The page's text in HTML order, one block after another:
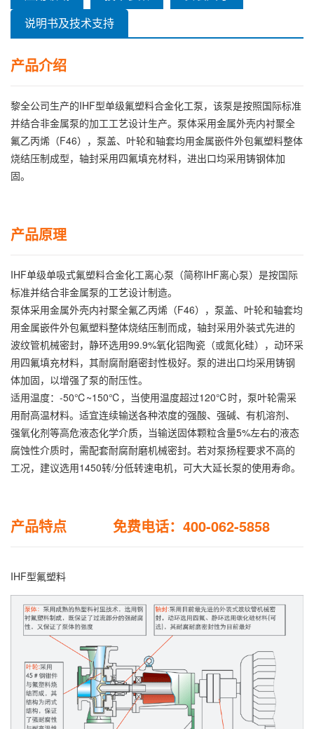
说明书及技术支持
产品介绍
黎全公司生产的IHF型单级氟塑料合金化工泵，该泵是按照国际标准
并结合非金属泵的加工工艺设计生产。泵体采用金属外壳内衬聚全
氟乙丙烯（F46），泵盖、叶轮和轴套均用金属嵌件外包氟塑料整体
烧结压制成型，轴封采用四氟填充材料，进出口均采用铸钢体加
固。
产品原理
IHF单级单吸式氟塑料合金化工离心泵（简称IHF离心泵）是按国际
标准并结合非金属泵的工艺设计制造。
泵体采用金属外壳内衬聚全氟乙丙烯（F46），泵盖、叶轮和轴套均
用金属嵌件外包氟塑料整体烧结压制而成，轴封采用外装式先进的
波纹管机械密封，静环选用99.9%氧化铝陶瓷（或氮化硅），动环采
用四氟填充材料，其耐腐耐磨密封性极好。泵的进出口均采用铸钢
体加固，以增强了泵的耐压性。
适用温度：-50℃~150℃，当使用温度超过120℃时，泵叶轮需采
用耐高温材料。适宜连续输送各种浓度的强酸、强碱、有机溶剂、
强氧化剂等高危液态化学介质，当输送固体颗粒含量5%左右的液态
腐蚀性介质时，需配套耐腐耐磨机械密封。若对泵扬程要求不高的
工况，建议选用1450转/分低转速电机，可大大延长泵的使用寿命。
产品特点 免费电话：400-062-5858
IHF型氟塑料